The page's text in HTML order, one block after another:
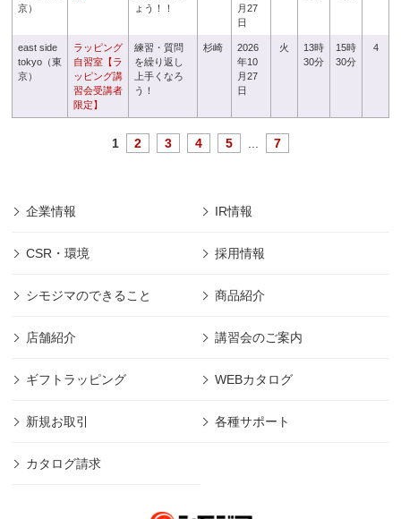
京）
ょう！！
月27
日
east side
tokyo（東
京）
ラッピング
自習室【ラ
ッピング講
習会受講者
限定】
練習・質問
を繰り返し
上手くなろ
う！
杉崎
2026
年10
月27
日
火
13時
30分
15時
30分
4
1 2 3 4 5 7
企業情報 IR情報
CSR・環境 採用情報
シモジマのできること 商品紹介
店舗紹介 講習会のご案内
ギフトラッピング WEBカタログ
新規お取引 各種サポート
カタログ請求